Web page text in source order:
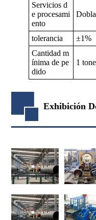
Servicios d
e procesami
ento
tolerancia
±1%
Cantidad m
ínima de pe
dido
1
Exhibición